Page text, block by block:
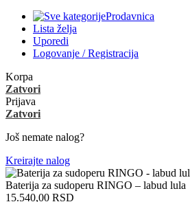
Prodavnica
Lista želja
Uporedi
Logovanje / Registracija
Korpa
Zatvori
Prijava
Zatvori
Još nemate nalog?
Kreirajte nalog
Baterija za sudoperu RINGO – labud lula
15.540,00 RSD